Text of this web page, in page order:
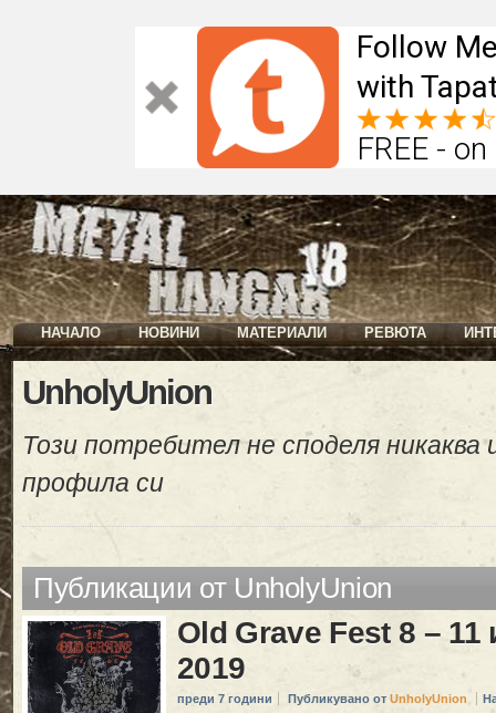
Follow
with
FREE -
НАЧАЛО НОВИНИ МАТЕРИАЛИ РЕВЮТА
UnholyUnion
Този потребител не споделя
профила си
Публикации от UnholyUnion
Old Grave Fest 8 –
2019
преди 7 години Публикувано от UnholyUnion